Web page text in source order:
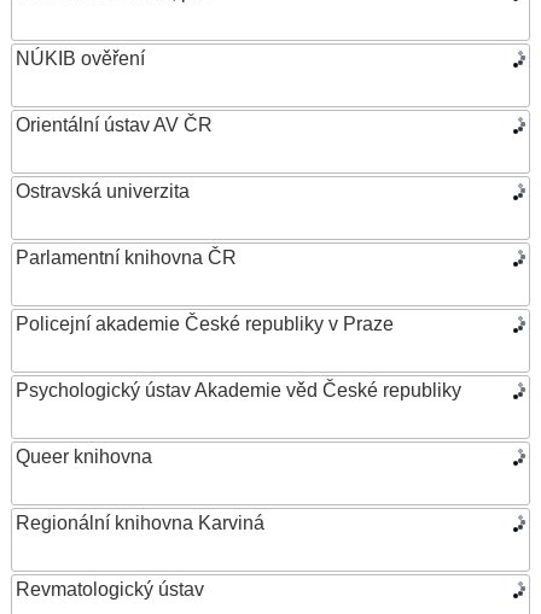
NÚKIB ověření
Orientální ústav AV ČR
Ostravská univerzita
Parlamentní knihovna ČR
Policejní akademie České republiky v Praze
Psychologický ústav Akademie věd České republiky
Queer knihovna
Regionální knihovna Karviná
Revmatologický ústav